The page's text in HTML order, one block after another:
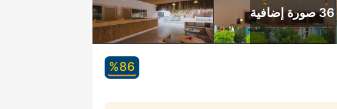
36 صورة إضافية
86‏%